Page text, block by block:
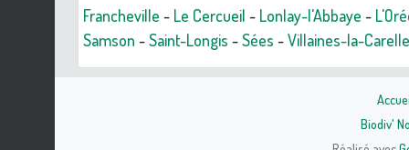
Francheville - Le Cercueil - Lonlay-l'Abbaye -
Samson -Saint-Longis -Sées -Villaines-la-Carelle
Biodiv'